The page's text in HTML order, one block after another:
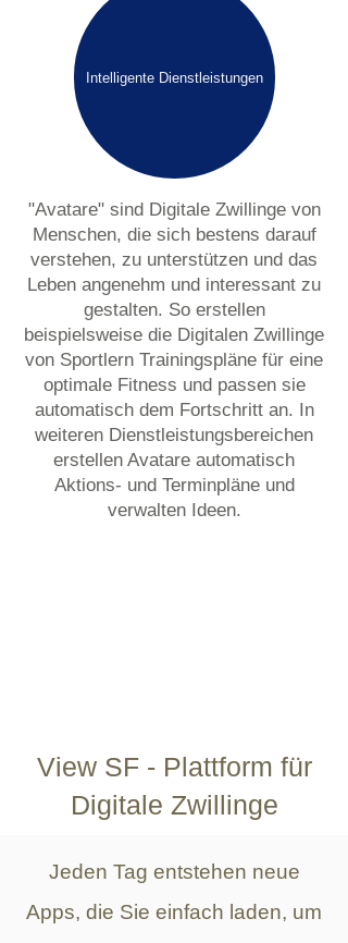
Intelligente Dienstleistungen
"Avatare" sind Digitale Zwillinge von
Menschen, die sich bestens darauf
verstehen, zu unterstützen und das
Leben angenehm und interessant zu
gestalten. So erstellen
beispielsweise die Digitalen Zwillinge
von Sportlern Trainingspläne für eine
optimale Fitness und passen sie
automatisch dem Fortschritt an. In
weiteren Dienstleistungsbereichen
erstellen Avatare automatisch
Aktions- und Terminpläne und
verwalten Ideen.
View SF - Plattform für
Digitale Zwillinge
Jeden Tag entstehen neue
Apps, die Sie einfach laden, um